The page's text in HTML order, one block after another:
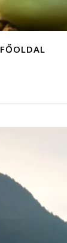
FŐOLDAL